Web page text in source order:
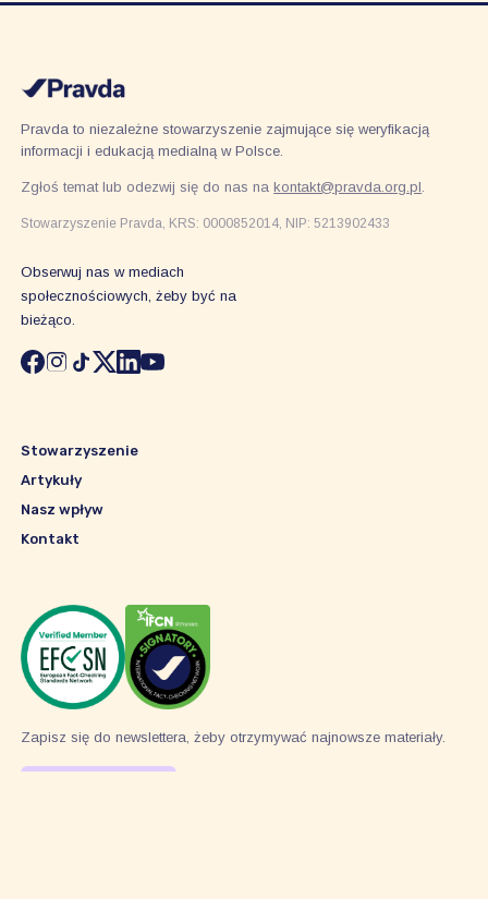
Pravda to niezależne stowarzyszenie zajmujące się weryfikacją
informacji i edukacją medialną w Polsce.
Zgłoś temat lub odezwij się do nas nakontakt@pravda.org.pl.
Stowarzyszenie Pravda, KRS: 0000852014, NIP: 5213902433
Obserwuj nas w mediach
społecznościowych, żeby być na
bieżąco.
Stowarzyszenie
Artykuły
Nasz wpływ
Kontakt
Zapisz się do newslettera, żeby otrzymywać najnowsze materiały.